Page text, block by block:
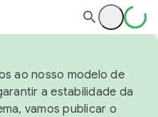
ao nosso modelo de
a estabilidade da
vamos publicar o